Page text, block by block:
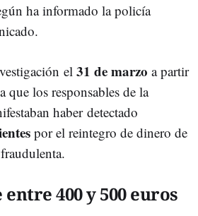
ha informado la policía
el 31 de marzo a partir
que los responsables de la
haber detectado
por el reintegro de dinero de
400 y 500 euros